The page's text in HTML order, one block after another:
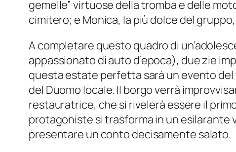
gemelle” virtuose della tromba e delle
cimitero; e Monica, la più dolce del
A completare questo quadro di
appassionato di auto d’epoca), due zie
questa estate perfetta sarà un evento
del Duomo locale. Il borgo verrà
restauratrice, che si rivelerà essere il
protagoniste si trasforma in un esilarante
presentare un conto decisamente salato.